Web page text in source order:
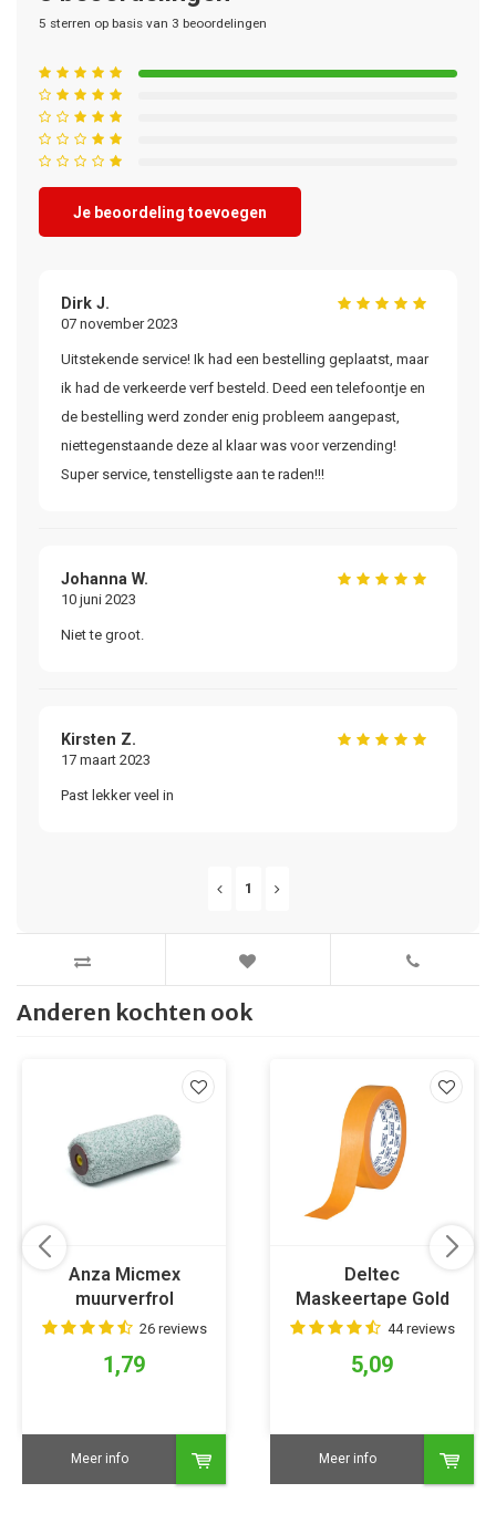
5 sterren op basis van 3 beoordelingen
Je beoordeling toevoegen
Dirk J.
07 november 2023
Uitstekende service! Ik had een bestelling geplaatst, maar
ik had de verkeerde verf besteld. Deed een telefoontje en
de bestelling werd zonder enig probleem aangepast,
niettegenstaande deze al klaar was voor verzending!
Super service, tenstelligste aan te raden!!!
Johanna W.
10 juni 2023
Niet te groot.
Kirsten Z.
17 maart 2023
Past lekker veel in
1
Anderen kochten ook
Anza Micmex
muurverfrol
26 reviews
1,79
Meer info
Deltec
Maskeertape Gold
44 reviews
5,09
Meer info